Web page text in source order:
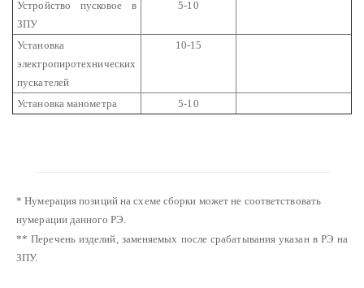
Устройство пусковое в
ЗПУ
5-10
Установка
электропиротехнических
пускателей
10-15
Установка манометра 5-10
* Нумерация позиций на схеме сборки может не соответствовать
нумерации данного РЭ.
** Перечень изделий, заменяемых после срабатывания указан в РЭ на
ЗПУ.